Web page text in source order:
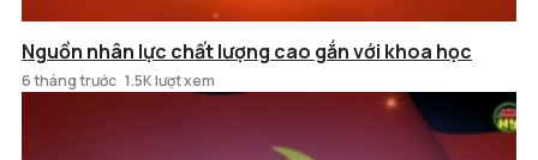
Nguồn nhân lực chất lượng cao gắn với khoa học
6 tháng trước 1.5K lượt xem